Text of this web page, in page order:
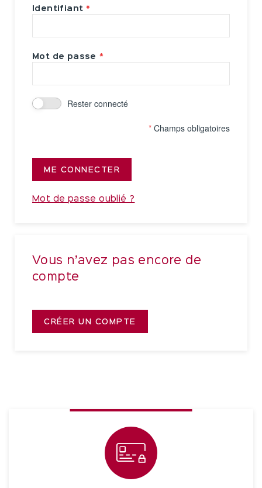
Identifiant
Mot de passe
Rester connecté
* Champs obligatoires
ME CONNECTER
Mot de passe oublié ?
Vous n’avez pas encore de
compte
CRÉER UN COMPTE